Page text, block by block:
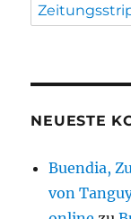
NEUESTE
Buendia,
von